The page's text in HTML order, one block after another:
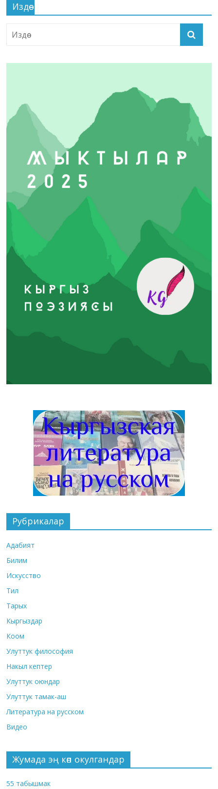
Издөө
Рубрикалар
Адабият
Билим
Искусство
Тил
Тарых
Кыргыздар
Коом
Улуттук философия
Накыл кептер
Улуттук оюндар
Улуттук тамак-аш
Литература на русском
Видео
Жумада эң көп окулгандар
55 табышмак